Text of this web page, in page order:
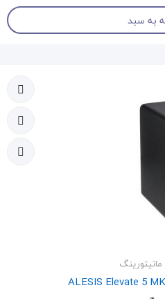
به سبد